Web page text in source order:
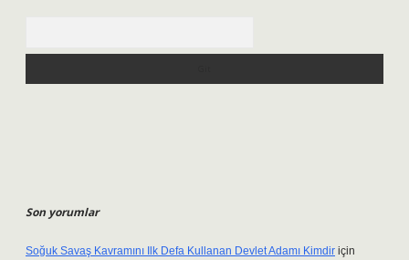
Son yorumlar
Soğuk Savaş Kavramını Ilk Defa Kullanan Devlet Adamı Kimdir için